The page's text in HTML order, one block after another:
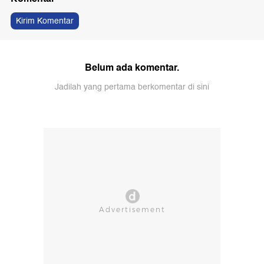
Kirim Komentar
Belum ada komentar.
Jadilah yang pertama berkomentar di sini